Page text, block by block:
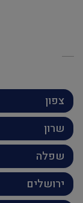
צפון
שרון
שפלה
ירושלים